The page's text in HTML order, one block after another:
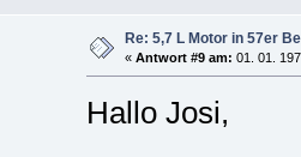
Re: 5,7 L Motor in 57er
« Antwort #9 am: 01. 01.
Hallo Josi,